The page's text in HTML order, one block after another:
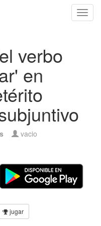
verbo
en
vacio
jugar